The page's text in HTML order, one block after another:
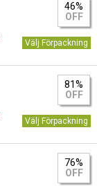
46%
OFF
Välj Förpackning
81%
OFF
Välj Förpackning
76%
OFF